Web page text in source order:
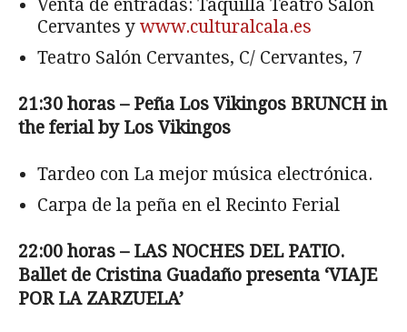
Venta de entradas: Taquilla Teatro Salon
Cervantes y www.culturalcala.es
Teatro Salón Cervantes, C/ Cervantes, 7
21:30 horas – Peña Los Vikingos BRUNCH in
the ferial by Los Vikingos
Tardeo con La mejor música electrónica.
Carpa de la peña en el Recinto Ferial
22:00 horas – LAS NOCHES DEL PATIO.
Ballet de Cristina Guadaño presenta ‘VIAJE
POR LA ZARZUELA’